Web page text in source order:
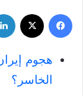
فيسبوك
هجوم
الخاسر؟